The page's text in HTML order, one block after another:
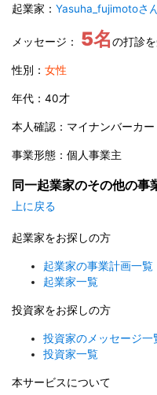
起業家： Yasuha_fujimotoさ
メッセージ： 5名の打診を
性別： 女性
年代：40才
本人確認：マイナンバーカー
事業形態：個人事業主
同一起業家のその他の事
上に戻る
起業家をお探しの方
起業家の事業計画一覧
起業家一覧
投資家をお探しの方
投資家のメッセージ一
投資家一覧
本サービスについて